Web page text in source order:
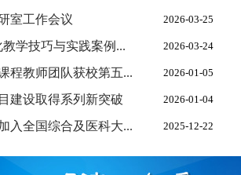
室工作会议 2026-03-25
学技巧与实践案例... 2026-03-24
程教师团队获校第五... 2026-01-05
建设取得系列新突破 2026-01-04
入全国综合及医科大... 2025-12-22